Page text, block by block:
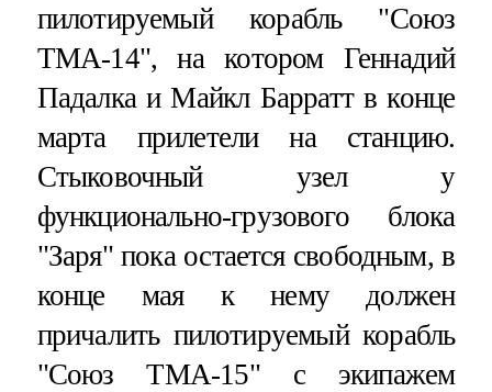
пилотируемый корабль "Союз
ТМА-14", на котором Геннадий
Падалка и Майкл Барратт в конце
марта прилетели на станцию.
Стыковочный узел у
функционально-грузового блока
"Заря" пока остается свободным, в
конце мая к нему должен
причалить пилотируемый корабль
"Союз ТМА-15" с экипажем